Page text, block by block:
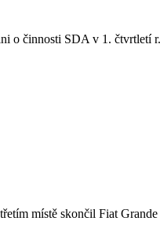
o činnosti SDA v 1. čtvrtletí
místě skončil Fiat